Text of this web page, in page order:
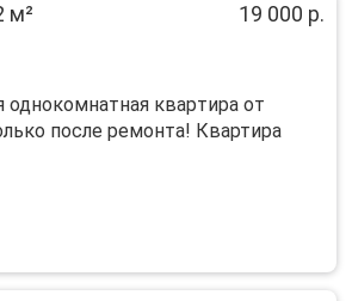
м² 19 000 р.
однoкомнатная кваpтирa от
поcлe peмoнта! Квартиpа